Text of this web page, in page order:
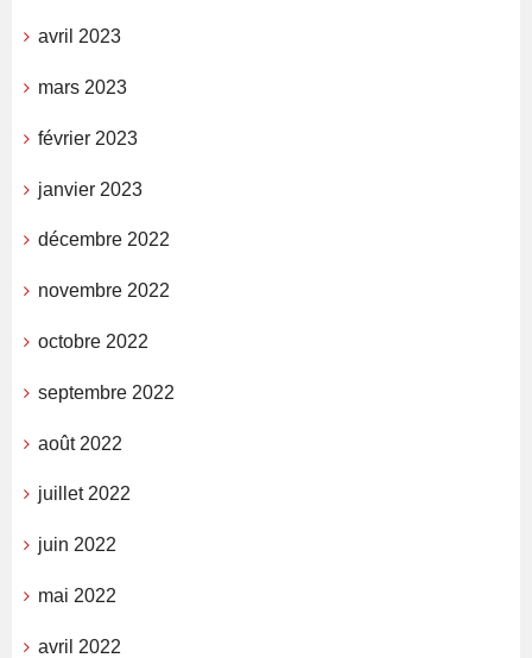
avril 2023
mars 2023
février 2023
janvier 2023
décembre 2022
novembre 2022
octobre 2022
septembre 2022
août 2022
juillet 2022
juin 2022
mai 2022
avril 2022